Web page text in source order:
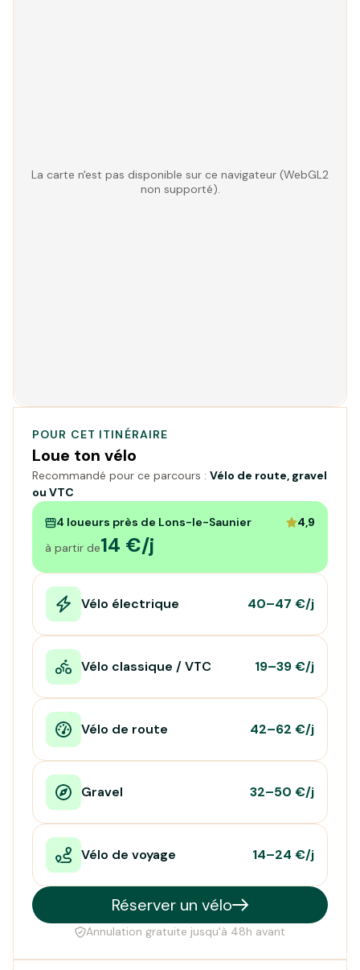
La carte n'est pas disponible sur ce navigateur (WebGL2
non supporté).
POUR CET ITINÉRAIRE
Loue ton vélo
Recommandé pour ce parcours : Vélo de route, gravel
ou VTC
4 loueurs près de Lons-le-Saunier
4,9
à partir de14 €/j
Vélo électrique 40–47 €/j
Vélo classique / VTC 19–39 €/j
Vélo de route 42–62 €/j
Gravel 32–50 €/j
Vélo de voyage 14–24 €/j
Réserver un vélo
Annulation gratuite jusqu'à 48h avant